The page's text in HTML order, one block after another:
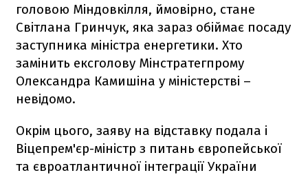
головою Міндовкілля, ймовірно, стане
Світлана Гринчук, яка зараз обіймає посаду
заступника міністра енергетики. Хто
замінить ексголову Мінстратегпрому
Олександра Камишіна у міністерстві –
невідомо.
Окрім цього, заяву на відставку подала і
Віцепрем'єр-міністр з питань європейської
та євроатлантичної інтеграції України